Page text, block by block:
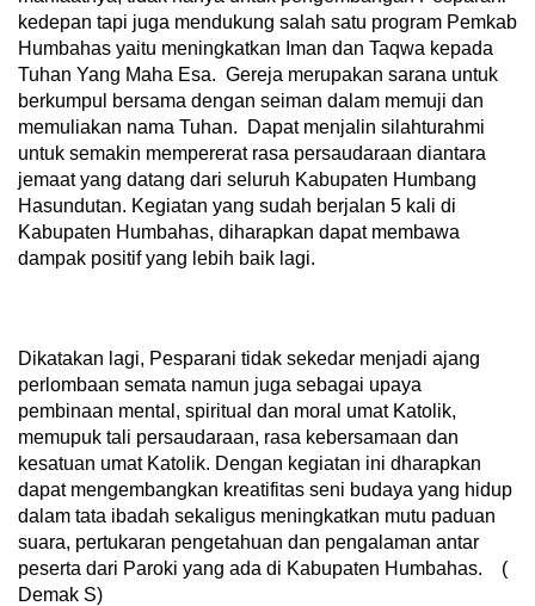
kedepan tapi juga mendukung salah satu program Pemkab
Humbahas yaitu meningkatkan Iman dan Taqwa kepada
Tuhan Yang Maha Esa. Gereja merupakan sarana untuk
berkumpul bersama dengan seiman dalam memuji dan
memuliakan nama Tuhan. Dapat menjalin silahturahmi
untuk semakin mempererat rasa persaudaraan diantara
jemaat yang datang dari seluruh Kabupaten Humbang
Hasundutan. Kegiatan yang sudah berjalan 5 kali di
Kabupaten Humbahas, diharapkan dapat membawa
dampak positif yang lebih baik lagi.
Dikatakan lagi, Pesparani tidak sekedar menjadi ajang
perlombaan semata namun juga sebagai upaya
pembinaan mental, spiritual dan moral umat Katolik,
memupuk tali persaudaraan, rasa kebersamaan dan
kesatuan umat Katolik. Dengan kegiatan ini dharapkan
dapat mengembangkan kreatifitas seni budaya yang hidup
dalam tata ibadah sekaligus meningkatkan mutu paduan
suara, pertukaran pengetahuan dan pengalaman antar
peserta dari Paroki yang ada di Kabupaten Humbahas. (
Demak S)